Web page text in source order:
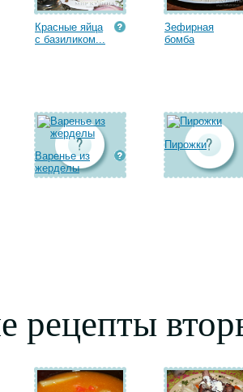
Красные яйца
с базиликом...
Зефирная
бомба
Варенье из
жерделы
Пирожки
рецепты